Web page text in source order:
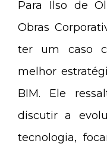
Para Ilso de
Obras
ter um caso
melhor
BIM. Ele
discutir a
tecnologia,